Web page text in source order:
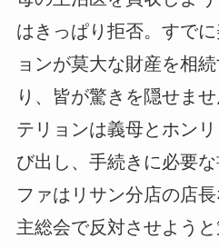
はきっぱり拒否。すで
ョンが莫大な財産を相
り、皆が驚きを隠せませ
テリョンは義母とホン
び出し、手続きに必要
ファはリサン分店の店
主総会で反対させよう